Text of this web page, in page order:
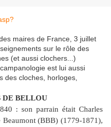
maires de France, 3 juillet
sur le rôle des
(et aussi clochers...)
est lui aussi
des cloches, horloges,
DE BELLOU
: son parrain était Charles
(BBB) (1779-1871),